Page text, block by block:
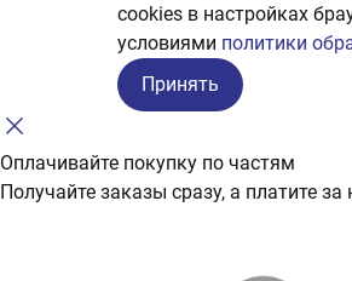
сookies в настройках
условиями политики
Принять
Оплачивайте покупку по частям
Получайте заказы сразу, а платите за